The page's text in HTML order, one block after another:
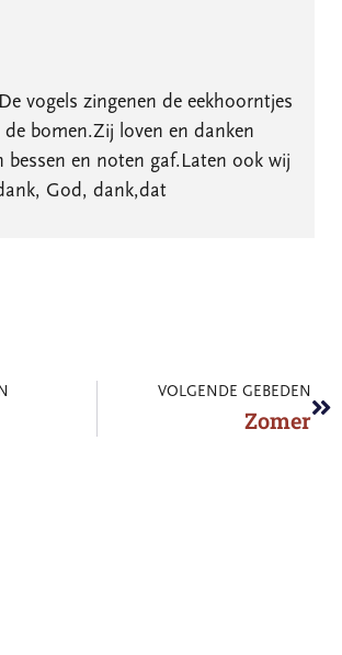
vogels zingenen de eekhoorntjes
bomen.Zij loven en danken
bessen en noten gaf.Laten ook wij
God, dank,dat
VOLGENDE GEBEDEN
Zomer